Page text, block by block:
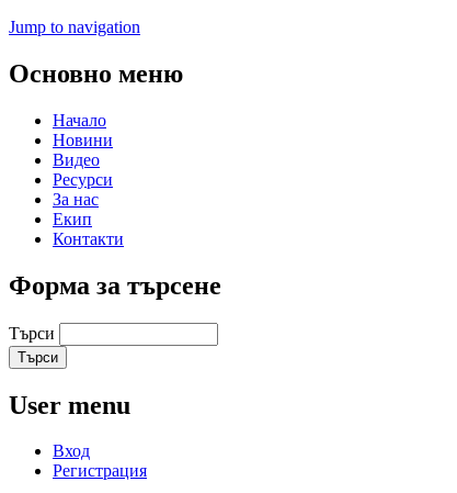
Jump to navigation
Основно меню
Начало
Новини
Видео
Ресурси
За нас
Екип
Контакти
Форма за търсене
Търси
User menu
Вход
Регистрация